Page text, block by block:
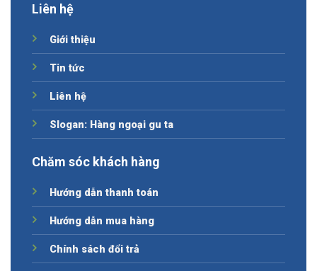
Liên hệ
Giới thiệu
Tin tức
Liên hệ
Slogan: Hàng ngoại gu ta
Chăm sóc khách hàng
Hướng dẫn thanh toán
Hướng dẫn mua hàng
Chính sách đổi trả